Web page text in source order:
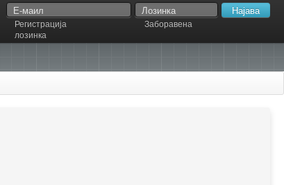
Регистрација
Заборавена
лозинка